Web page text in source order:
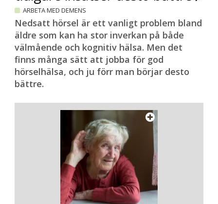
ARBETA MED DEMENS
Nedsatt hörsel är ett vanligt problem bland
äldre som kan ha stor inverkan på både
välmående och kognitiv hälsa. Men det
finns många sätt att jobba för god
hörselhälsa, och ju förr man börjar desto
bättre.